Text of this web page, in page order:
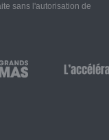
sans l'autorisation de